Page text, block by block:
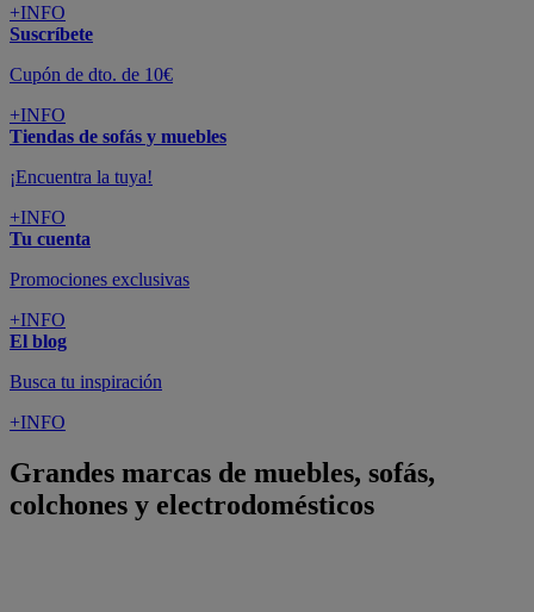
+INFO
Suscríbete
Cupón de dto. de 10€
+INFO
Tiendas de sofás y muebles
¡Encuentra la tuya!
+INFO
Tu cuenta
Promociones exclusivas
+INFO
El blog
Busca tu inspiración
+INFO
Grandes marcas de muebles, sofás,
colchones y electrodomésticos